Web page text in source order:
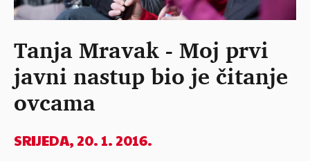
Tanja Mravak - Moj prvi
javni nastup bio je čitanje
ovcama
SRIJEDA, 20. 1. 2016.